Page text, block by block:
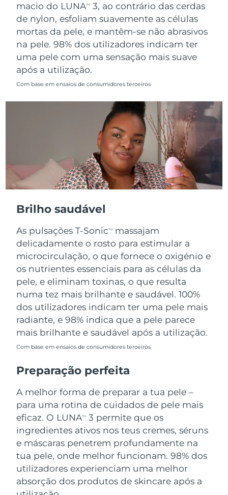
macio do LUNATM
3, ao contrário das cerdas
de nylon, esfoliam suavemente as células
mortas da pele, e mantêm-se não abrasivos
na pele. 98% dos utilizadores indicam ter
uma pele com uma sensação mais suave
após a utilização.
Com base em ensaios de consumidores terceiros
Brilho saudável
As pulsações T-SonicTM
massajam
delicadamente o rosto para estimular a
microcirculação, o que fornece o oxigénio e
os nutrientes essenciais para as células da
pele, e eliminam toxinas, o que resulta
numa tez mais brilhante e saudável. 100%
dos utilizadores indicam ter uma pele mais
radiante, e 98% indica que a pele parece
mais brilhante e saudável após a utilização.
Com base em ensaios de consumidores terceiros
Preparação perfeita
A melhor forma de preparar a tua pele –
para uma rotina de cuidados de pele mais
eficaz. O LUNATM
3 permite que os
ingredientes ativos nos teus cremes, séruns
e máscaras penetrem profundamente na
tua pele, onde melhor funcionam. 98% dos
utilizadores experienciam uma melhor
absorção dos produtos de skincare após a